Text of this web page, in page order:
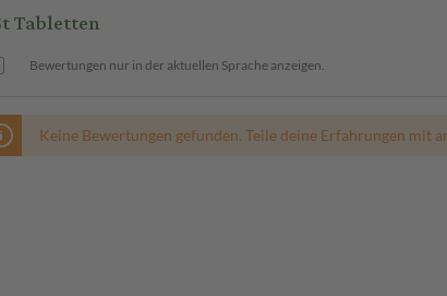
Tabletten
Bewertungen nur in der aktuellen Sprache anzeigen.
Keine Bewertungen gefunden. Teile deine Erfahrungen mit